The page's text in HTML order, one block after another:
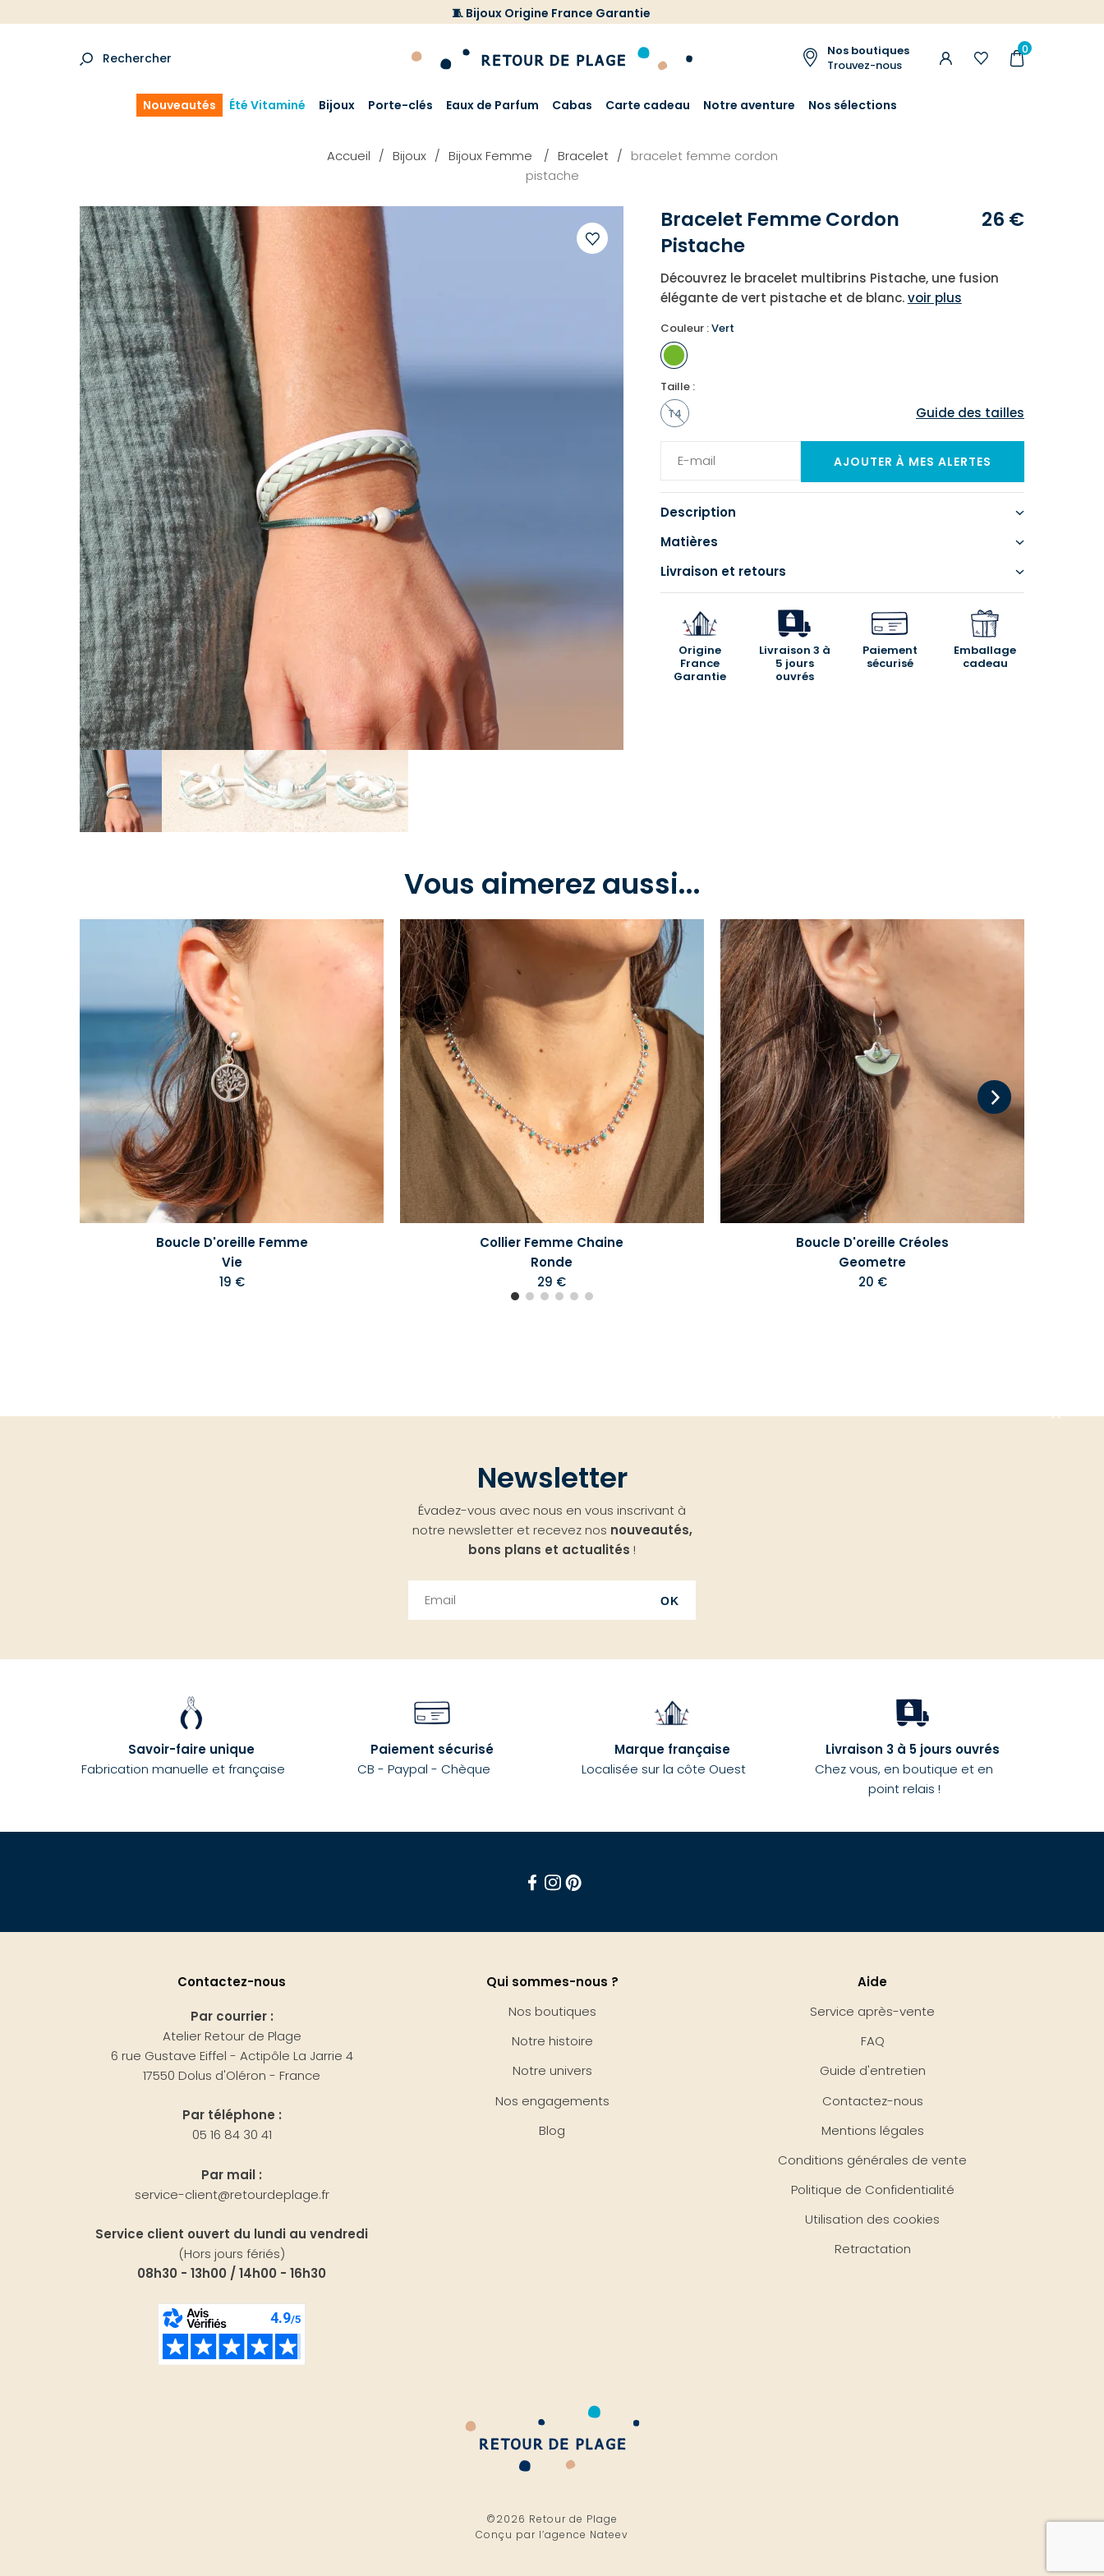
🧵 Bijoux Origine France Garantie
Rechercher
Nos boutiques
Trouvez-nous
0
Nouveautés Été Vitaminé Bijoux Porte-clés Eaux de Parfum Cabas Carte cadeau Notre aventure Nos sélections
Accueil Bijoux Bijoux Femme Bracelet
bracelet femme cordon
pistache
Bracelet Femme Cordon
Pistache
26 €
Découvrez le bracelet multibrins Pistache, une fusion
élégante de vert pistache et de blanc.voir plus
Couleur :Vert
Taille :
T4
Guide des tailles
Description
Matières
Livraison et retours
Origine
France
Garantie
Livraison 3 à
5 jours
ouvrés
Paiement
sécurisé
Emballage
cadeau
Vous aimerez aussi...
Boucle D'oreille Femme
Vie
19 €
Collier Femme Chaine
Ronde
29 €
Boucle D'oreille Créoles
Geometre
20 €
Newsletter
Évadez-vous avec nous en vous inscrivant à
notre newsletter et recevez nos nouveautés,
bons plans et actualités !
OK
Savoir-faire unique
Fabrication manuelle et française
Paiement sécurisé
CB - Paypal - Chèque
Marque française
Localisée sur la côte Ouest
Livraison 3 à 5 jours ouvrés
Chez vous, en boutique et en
point relais !
Contactez-nous
Par courrier :
Atelier Retour de Plage
6 rue Gustave Eiffel - Actipôle La Jarrie 4
17550 Dolus d'Oléron - France
Par téléphone :
05 16 84 30 41
Par mail :
service-client@retourdeplage.fr
Service client ouvert du lundi au vendredi
(Hors jours fériés)
08h30 - 13h00 / 14h00 - 16h30
Qui sommes-nous ?
Nos boutiques
Notre histoire
Notre univers
Nos engagements
Blog
Aide
Service après-vente
FAQ
Guide d'entretien
Contactez-nous
Mentions légales
Conditions générales de vente
Politique de Confidentialité
Utilisation des cookies
Retractation
©2026 Retour de Plage
Conçu par l’agence Nateev